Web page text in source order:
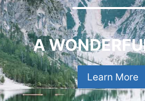
A
Learn More